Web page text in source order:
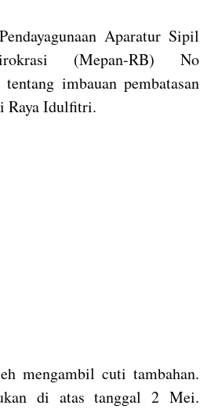
Aparatur Sipil
(Mepan-RB) No
imbauan pembatasan
Raya Idulfitri.
mengambil cuti tambahan.
di atas tanggal 2 Mei.